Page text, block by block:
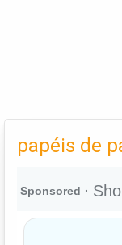
papéis de